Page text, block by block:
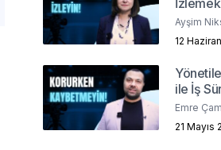
Ayşim
12
ile İş
Emre
21 Mayıs